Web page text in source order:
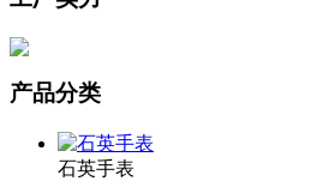
产品分类
石英手表